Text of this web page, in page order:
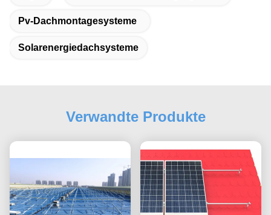
Pv-Dachmontagesysteme
Solarenergiedachsysteme
Verwandte Produkte